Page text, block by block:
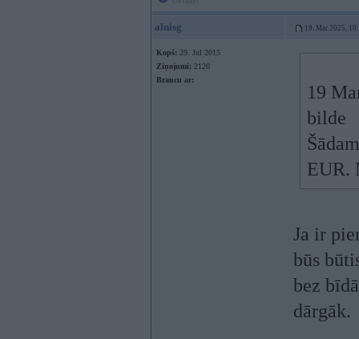
alnisg 19. Mar 2025,
Kopš: 29. Jul 2015
Ziņojumi: 2120
Braucu ar:
19
bilde
EUR.
Ja ir
būs
bez
dārgāk.